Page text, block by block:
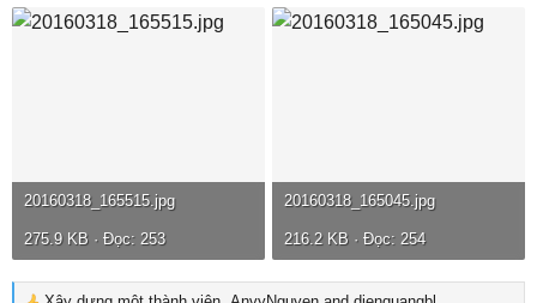
20160318_165515.jpg
275.9 KB · Đọc: 253
20160318_165045.jpg
216.2 KB · Đọc: 254